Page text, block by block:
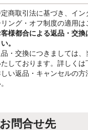
商取引法に基づき、イ
ング・オフ制度の適用は
様都合による返品・交
。
・交換につきましては
しております。詳しくは
い返品・キャンセルの方
お問合せ先